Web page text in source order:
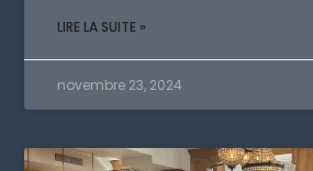
LIRE LA SUITE »
novembre 23, 2024